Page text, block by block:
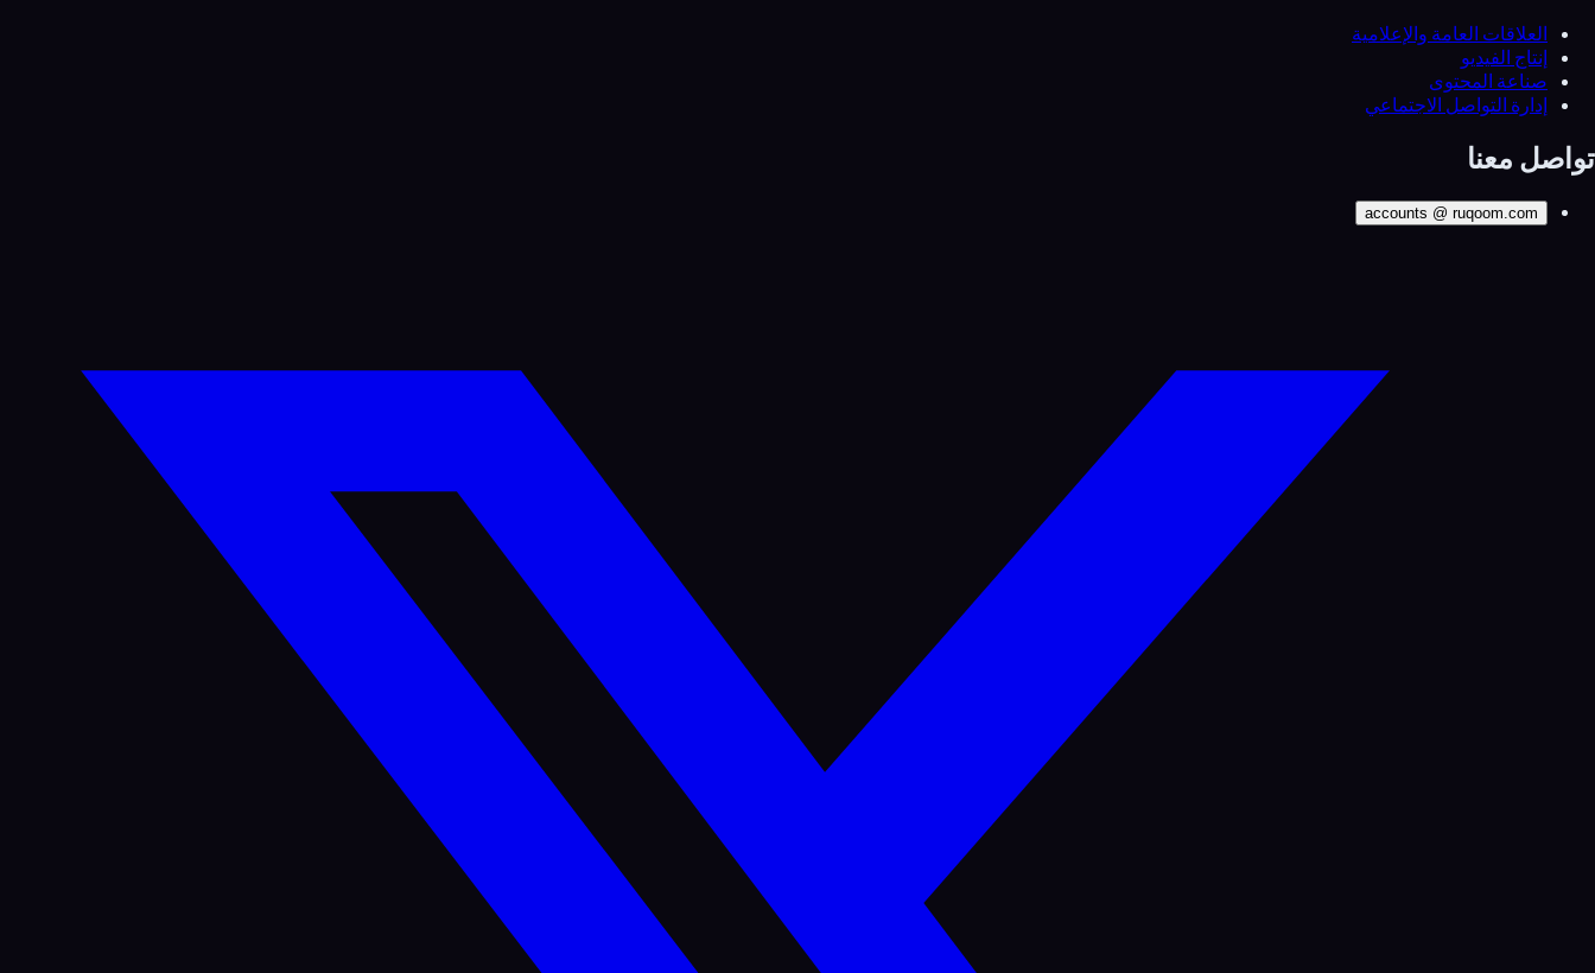
العلاقات العامة والإعلامية
إنتاج الفيديو
صناعة المحتوى
إدارة التواصل الاجتماعي
تواصل معنا
accounts @ ruqoom.com